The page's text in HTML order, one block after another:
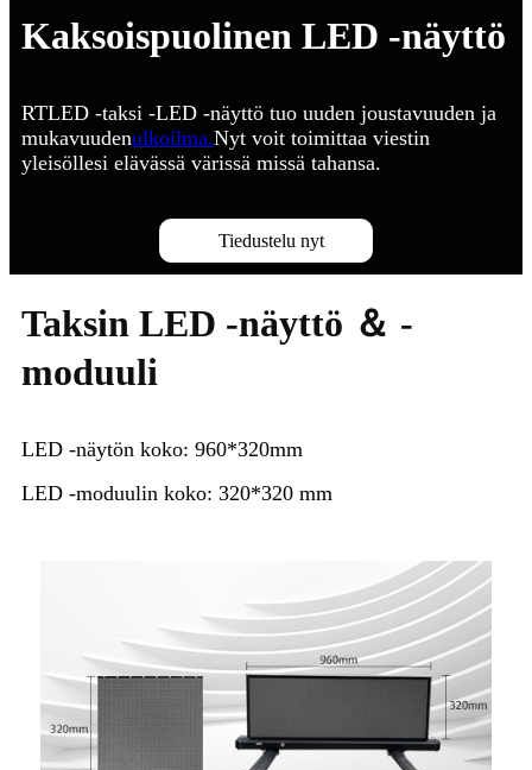
Kaksoispuolinen LED -näyttö
RTLED -taksi -LED -näyttö tuo uuden joustavuuden ja
mukavuudenulkoilma.Nyt voit toimittaa viestin
yleisöllesi elävässä värissä missä tahansa.
Tiedustelu nyt
Taksin LED -näyttö ＆ -
moduuli
LED -näytön koko: 960*320mm
LED -moduulin koko: 320*320 mm